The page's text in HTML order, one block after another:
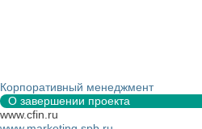
Корпоративный менеджмент
О завершении проекта
www.cfin.ru